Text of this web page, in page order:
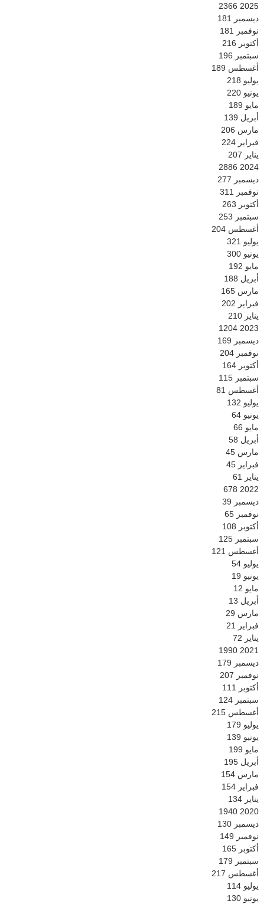
2025
2366
ديسمبر 181
نوفمبر 181
أكتوبر 216
سبتمبر 196
أغسطس 189
يوليو 218
يونيو 220
مايو 189
أبريل 139
مارس 206
فبراير 224
يناير 207
2024
2886
ديسمبر 277
نوفمبر 311
أكتوبر 263
سبتمبر 253
أغسطس 204
يوليو 321
يونيو 300
مايو 192
أبريل 188
مارس 165
فبراير 202
يناير 210
2023
1204
ديسمبر 169
نوفمبر 204
أكتوبر 164
سبتمبر 115
أغسطس 81
يوليو 132
يونيو 64
مايو 66
أبريل 58
مارس 45
فبراير 45
يناير 61
2022
678
ديسمبر 39
نوفمبر 65
أكتوبر 108
سبتمبر 125
أغسطس 121
يوليو 54
يونيو 19
مايو 12
أبريل 13
مارس 29
فبراير 21
يناير 72
2021
1990
ديسمبر 179
نوفمبر 207
أكتوبر 111
سبتمبر 124
أغسطس 215
يوليو 179
يونيو 139
مايو 199
أبريل 195
مارس 154
فبراير 154
يناير 134
2020
1940
ديسمبر 130
نوفمبر 149
أكتوبر 165
سبتمبر 179
أغسطس 217
يوليو 114
يونيو 130